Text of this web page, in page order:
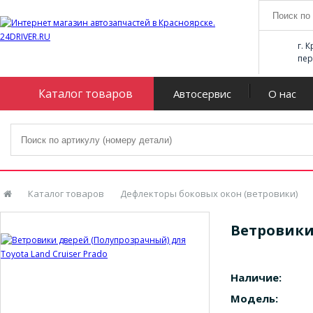
г.
Каталог товаров Автосервис О нас
Каталог товаров Дефлекторы боковых окон (ветровики)
Наличие:
Модель: